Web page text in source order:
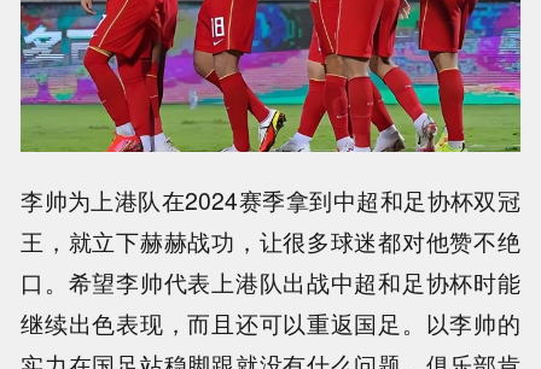
李帅为上港队在2024赛季拿到中超和足协杯双冠
王，就立下赫赫战功，让很多球迷都对他赞不绝
口。希望李帅代表上港队出战中超和足协杯时能
继续出色表现，而且还可以重返国足。以李帅的